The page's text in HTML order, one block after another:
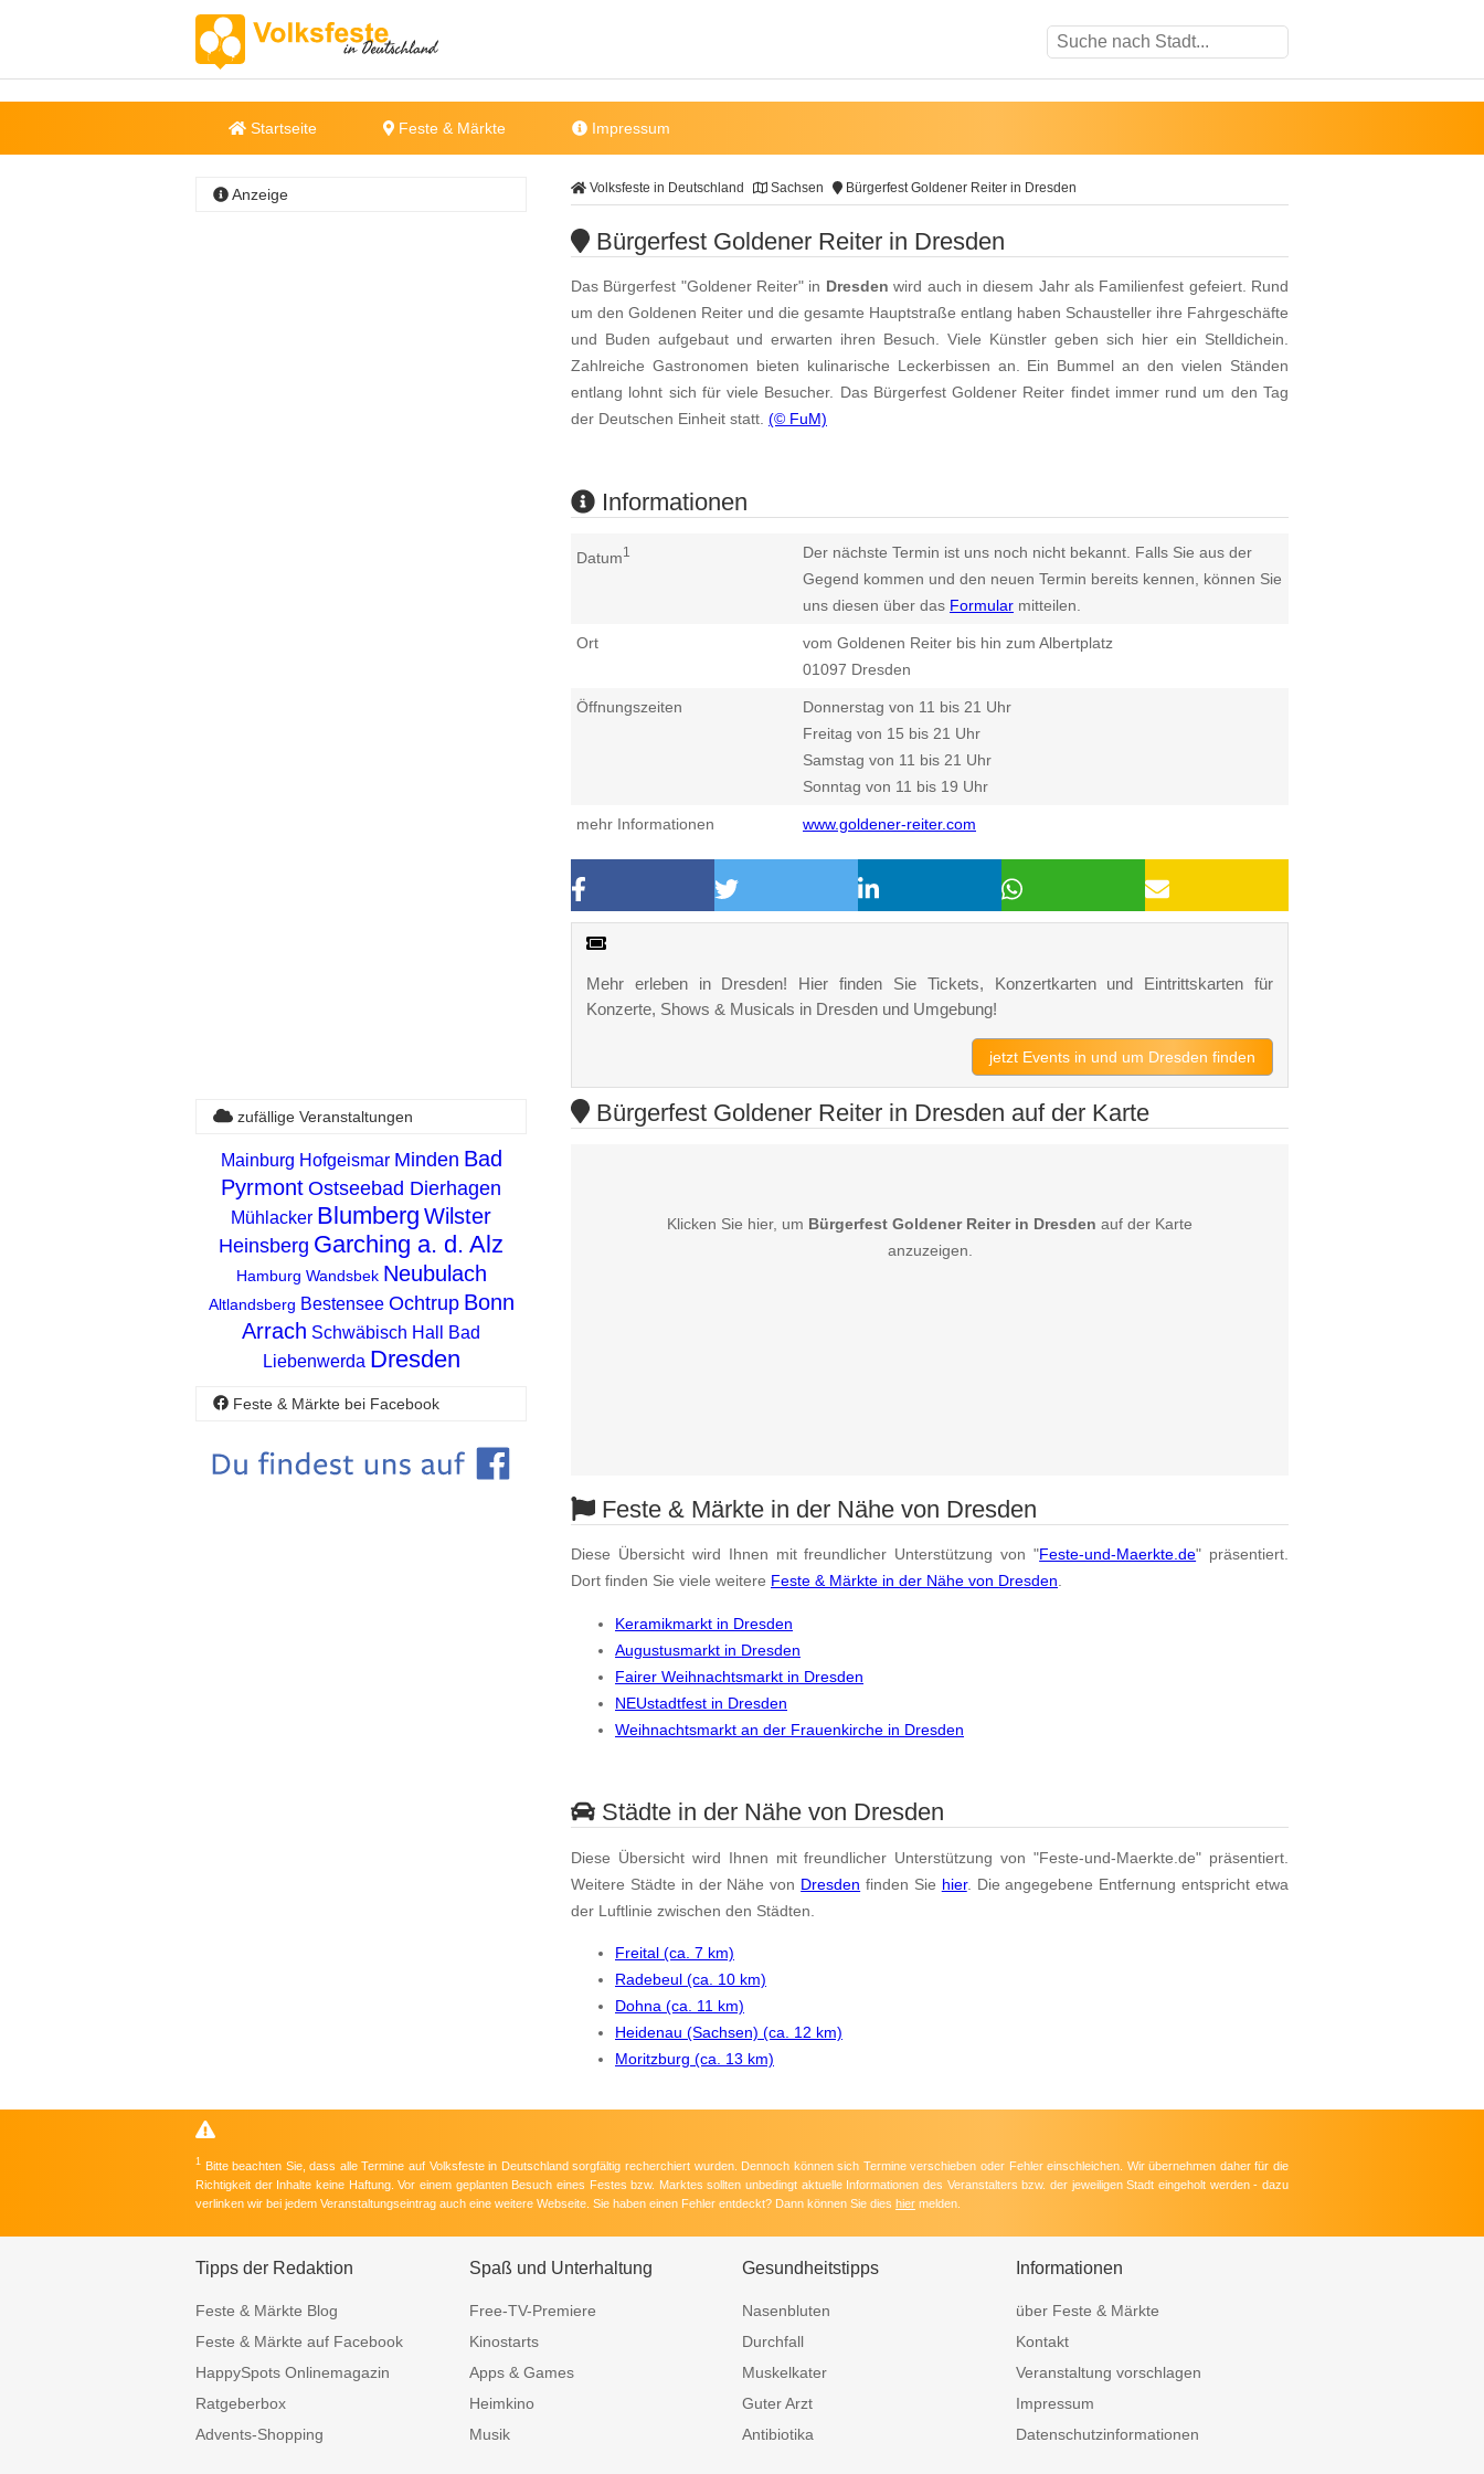
Startseite Feste & Märkte Impressum
Volksfeste in Deutschland Sachsen Bürgerfest Goldener Reiter in Dresden
Bürgerfest Goldener Reiter in Dresden
Das Bürgerfest "Goldener Reiter" in Dresden wird auch in diesem Jahr als Familienfest gefeiert. Rund
um den Goldenen Reiter und die gesamte Hauptstraße entlang haben Schausteller ihre Fahrgeschäfte
und Buden aufgebaut und erwarten ihren Besuch. Viele Künstler geben sich hier ein Stelldichein.
Zahlreiche Gastronomen bieten kulinarische Leckerbissen an. Ein Bummel an den vielen Ständen
entlang lohnt sich für viele Besucher. Das Bürgerfest Goldener Reiter findet immer rund um den Tag
der Deutschen Einheit statt. (© FuM)
Informationen
Datum1
Der nächste Termin ist uns noch nicht bekannt. Falls Sie aus der
Gegend kommen und den neuen Termin bereits kennen, können Sie
uns diesen über das Formular mitteilen.
Ort
vom Goldenen Reiter bis hin zum Albertplatz
01097 Dresden
Öffnungszeiten
Donnerstag von 11 bis 21 Uhr
Freitag von 15 bis 21 Uhr
Samstag von 11 bis 21 Uhr
Sonntag von 11 bis 19 Uhr
mehr Informationen www.goldener-reiter.com
Mehr erleben in Dresden! Hier finden Sie Tickets, Konzertkarten und Eintrittskarten für
Konzerte, Shows & Musicals in Dresden und Umgebung!
jetzt Events in und um Dresden finden
Anzeige
Bürgerfest Goldener Reiter in Dresden auf der Karte
Klicken Sie hier, um Bürgerfest Goldener Reiter in Dresden auf der Karte
anzuzeigen.
Feste & Märkte in der Nähe von Dresden
Diese Übersicht wird Ihnen mit freundlicher Unterstützung von "Feste-und-Maerkte.de" präsentiert.
Dort finden Sie viele weitere Feste & Märkte in der Nähe von Dresden.
Keramikmarkt in Dresden
Augustusmarkt in Dresden
Fairer Weihnachtsmarkt in Dresden
NEUstadtfest in Dresden
Weihnachtsmarkt an der Frauenkirche in Dresden
Städte in der Nähe von Dresden
Diese Übersicht wird Ihnen mit freundlicher Unterstützung von "Feste-und-Maerkte.de" präsentiert.
Weitere Städte in der Nähe von Dresden finden Sie hier. Die angegebene Entfernung entspricht etwa
der Luftlinie zwischen den Städten.
Freital (ca. 7 km)
Radebeul (ca. 10 km)
Dohna (ca. 11 km)
Heidenau (Sachsen) (ca. 12 km)
Moritzburg (ca. 13 km)
zufällige Veranstaltungen
Mainburg Hofgeismar Minden Bad
Pyrmont Ostseebad Dierhagen
Mühlacker Blumberg Wilster
Heinsberg Garching a. d. Alz
Hamburg Wandsbek Neubulach
Altlandsberg Bestensee Ochtrup Bonn
Arrach Schwäbisch Hall
Bad
Liebenwerda Dresden
Feste & Märkte bei Facebook
1 Bitte beachten Sie, dass alle Termine auf Volksfeste in Deutschland sorgfältig recherchiert wurden. Dennoch können sich Termine verschieben oder Fehler einschleichen. Wir übernehmen daher für die
Richtigkeit der Inhalte keine Haftung. Vor einem geplanten Besuch eines Festes bzw. Marktes sollten unbedingt aktuelle Informationen des Veranstalters bzw. der jeweiligen Stadt eingeholt werden - dazu
verlinken wir bei jedem Veranstaltungseintrag auch eine weitere Webseite. Sie haben einen Fehler entdeckt? Dann können Sie dies hier melden.
Tipps der Redaktion
Feste & Märkte Blog
Feste & Märkte auf Facebook
HappySpots Onlinemagazin
Ratgeberbox
Advents-Shopping
Spaß und Unterhaltung
Free-TV-Premiere
Kinostarts
Apps & Games
Heimkino
Musik
Gesundheitstipps
Nasenbluten
Durchfall
Muskelkater
Guter Arzt
Antibiotika
Informationen
über Feste & Märkte
Kontakt
Veranstaltung vorschlagen
Impressum
Datenschutzinformationen